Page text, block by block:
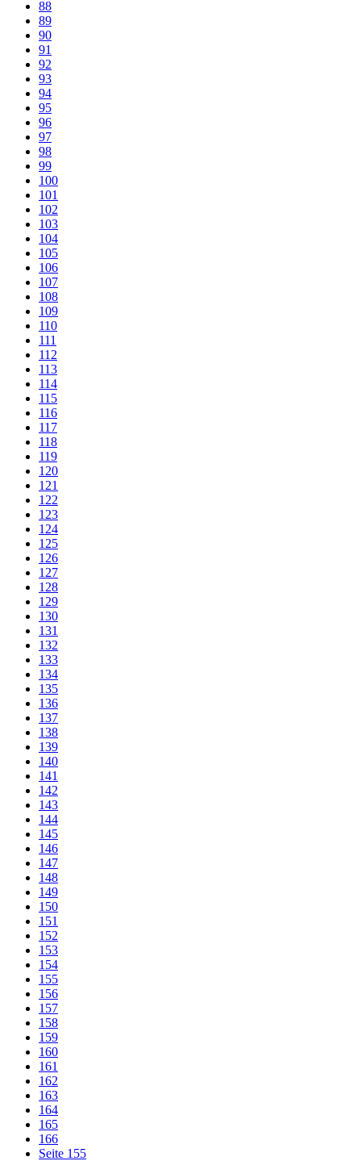
88
89
90
91
92
93
94
95
96
97
98
99
100
101
102
103
104
105
106
107
108
109
110
111
112
113
114
115
116
117
118
119
120
121
122
123
124
125
126
127
128
129
130
131
132
133
134
135
136
137
138
139
140
141
142
143
144
145
146
147
148
149
150
151
152
153
154
155
156
157
158
159
160
161
162
163
164
165
166
Seite 155